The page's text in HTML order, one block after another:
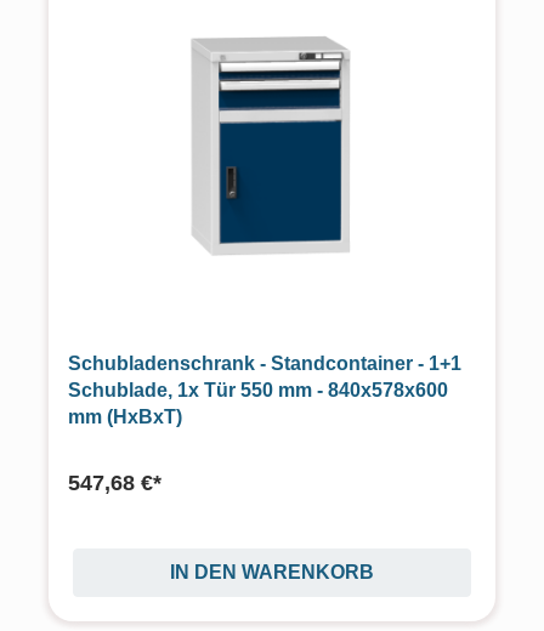
Schubladenschrank - Standcontainer - 1+1
Schublade, 1x Tür 550 mm - 840x578x600
mm (HxBxT)
547,68 €*
IN DEN WARENKORB